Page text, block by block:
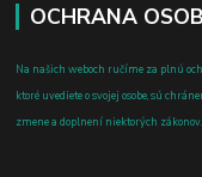
OCHRANA
Na našich weboch ručíme za plnú
ktoré uvediete o svojej osobe, sú
zmene a doplnení niektorých zákonov.